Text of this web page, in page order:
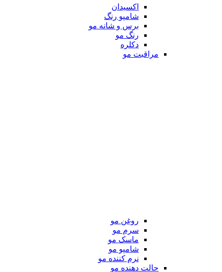
اکسیدان
شامپو رنگ
برس و شانه مو
رنگ مو
دکلره
مراقبت مو
روغن مو
سرم مو
ماسک مو
شامپو مو
نرم کننده مو
حالت دهنده مو